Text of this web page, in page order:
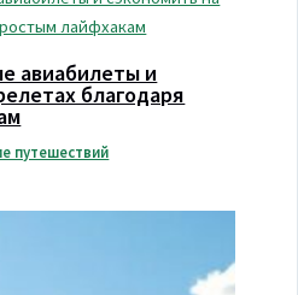
авиабилеты и
благодаря
путешествий